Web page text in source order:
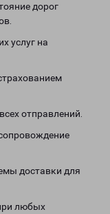
дорог
услуг на
отправлений.
доставки для
любых